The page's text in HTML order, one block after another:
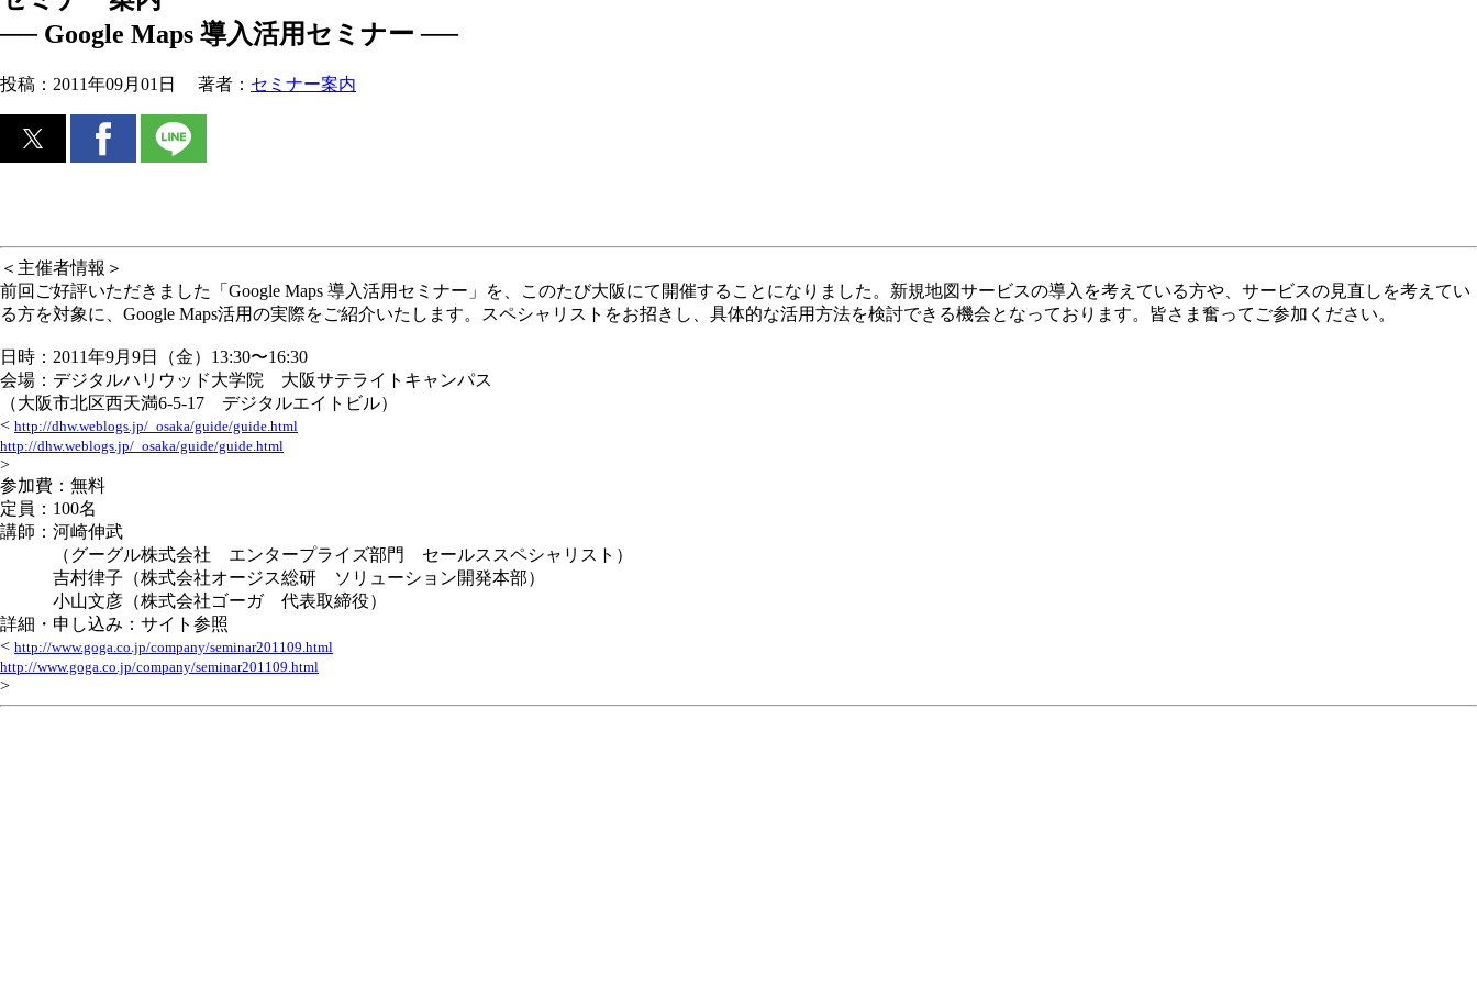
── Google Maps 導入活用セミナー ──
投稿： 2011年09月01日 著者： セミナー案内
＜主催者情報＞
前回ご好評いただきました「Google Maps 導入活用セミナー」を、このたび大阪にて開催することになりました。新規地図サービスの導入を考えている方や、サービスの見直しを考えてい
る方を対象に、Google Maps活用の実際をご紹介いたします。スペシャリストをお招きし、具体的な活用方法を検討できる機会となっております。皆さま奮ってご参加ください。
日時：2011年9月9日（金）13:30〜16:30
会場：デジタルハリウッド大学院 大阪サテライトキャンパス
（大阪市北区西天満6-5-17 デジタルエイトビル）
< http://dhw.weblogs.jp/_osaka/guide/guide.html
http://dhw.weblogs.jp/_osaka/guide/guide.html
>
参加費：無料
定員：100名
講師：河崎伸武
（グーグル株式会社 エンタープライズ部門 セールススペシャリスト）
吉村律子（株式会社オージス総研 ソリューション開発本部）
小山文彦（株式会社ゴーガ 代表取締役）
詳細・申し込み：サイト参照
< http://www.goga.co.jp/company/seminar201109.html
http://www.goga.co.jp/company/seminar201109.html
>